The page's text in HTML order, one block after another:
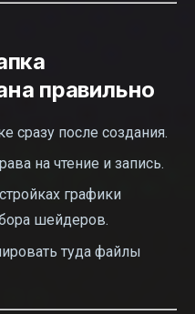
правильно
сразу после создания.
на чтение и запись.
графики
шейдеров.
туда файлы